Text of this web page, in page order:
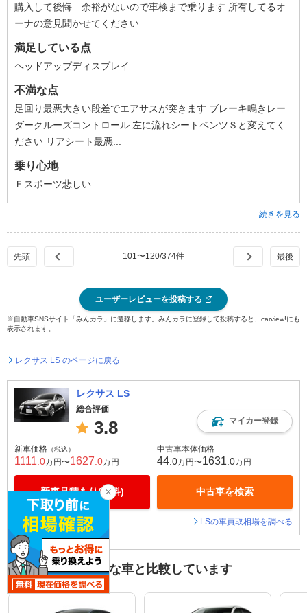
購入して後悔 余裕がないので車検まで乗ります 所有してるオ
ーナの意見聞かせてください
満足している点
ヘッドアップディスプレイ
不満な点
足回り最悪大きい段差でエアサスが突きます ブレーキ鳴きレー
ダークルーズコントロール 左に流れシートベンツＳと変えてく
ださい リアシート最悪...
乗り心地
Ｆスポーツ悲しい
続きを見る
101〜120/374件
ユーザーレビューを投稿する
※自動車SNSサイト「みんカラ」に遷移します。みんカラに登録して投稿すると、carview!にも
表示されます。
レクサス LS のページに戻る
レクサス LS
総合評価
3.8 マイカー登録
新車価格 （税込）
1111 .0万円〜1627 .0万円
新車見積もり(無料)
中古車本体価格
44 .0万円〜1631 .0万円
中古車を検索
LSの車買取相場を調べる
LSを見た人はこんな車と比較しています